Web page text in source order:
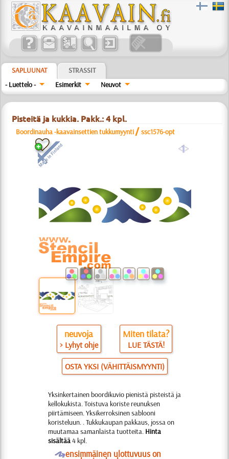
SAPLUUNAT
STRASSIT
- Luettelo -
Esimerkit Neuvot
Pisteitä ja kukkia. Pakk.: 4 kpl.
Boordinauha -kaavainsettien tukkumyynti /ssc1576-opt
a
neuvoja
> Lyhyt ohje
Miten tilata?
LUE TÄSTÄ!
OSTA YKSI (VÄHITTÄISMYYNTI)
Yksinkertainen boordikuvio pienistä pisteistä ja
kellokukista. Toistuva koriste reunuksen
piirtämiseen. Yksikerroksinen sablooni
koristeluun. . Tukkukaupan pakkaus, jossa on
muutamaa samanlaista tuotteita. Hinta
sisältää4 kpl.
Oensimmäinen ulottuvuus on